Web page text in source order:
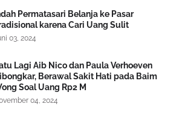
Permatasari Belanja ke Pasar
karena Cari Uang Sulit
03, 2024
Lagi Aib Nico dan Paula Verhoeven
Berawal Sakit Hati pada Baim
Soal Uang Rp2 M
04, 2024